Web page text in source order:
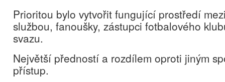
Prioritou bylo vytvořit fungující prostředí
službou, fanoušky, zástupci fotbalového
svazu.
Největší předností a rozdílem oproti jiným
přístup.